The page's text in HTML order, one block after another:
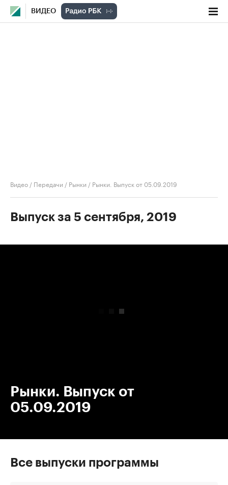
ВИДЕО
Видео / Передачи / Рынки / Рынки. Выпуск от 05.09.2019
Выпуск за 5 сентября, 2019
Рынки. Выпуск от
05.09.2019
Все выпуски программы